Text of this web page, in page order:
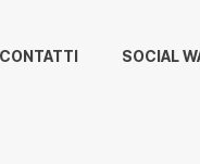
CONTATTI SOCIAL